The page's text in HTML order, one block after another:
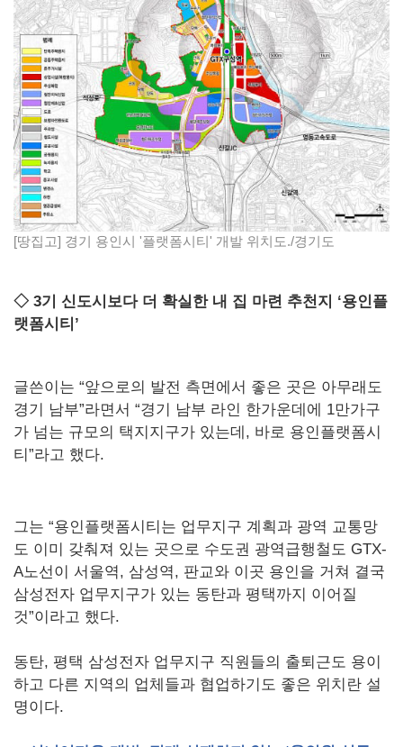
[땅집고] 경기 용인시 '플랫폼시티' 개발 위치도./경기도
◇ 3기 신도시보다 더 확실한 내 집 마련 추천지 ‘용인플
랫폼시티’
글쓴이는 “앞으로의 발전 측면에서 좋은 곳은 아무래도
경기 남부”라면서 “경기 남부 라인 한가운데에 1만가구
가 넘는 규모의 택지지구가 있는데, 바로 용인플랫폼시
티”라고 했다.
그는 “용인플랫폼시티는 업무지구 계획과 광역 교통망
도 이미 갖춰져 있는 곳으로 수도권 광역급행철도 GTX-
A노선이 서울역, 삼성역, 판교와 이곳 용인을 거쳐 결국
삼성전자 업무지구가 있는 동탄과 평택까지 이어질
것”이라고 했다.
동탄, 평택 삼성전자 업무지구 직원들의 출퇴근도 용이
하고 다른 지역의 업체들과 협업하기도 좋은 위치란 설
명이다.